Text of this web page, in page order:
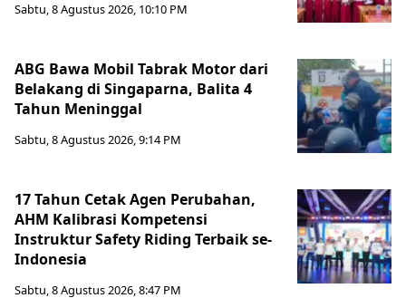
Sabtu, 8 Agustus 2026, 10:10 PM
ABG Bawa Mobil Tabrak Motor dari
Belakang di Singaparna, Balita 4
Tahun Meninggal
Sabtu, 8 Agustus 2026, 9:14 PM
17 Tahun Cetak Agen Perubahan,
AHM Kalibrasi Kompetensi
Instruktur Safety Riding Terbaik se-
Indonesia
Sabtu, 8 Agustus 2026, 8:47 PM